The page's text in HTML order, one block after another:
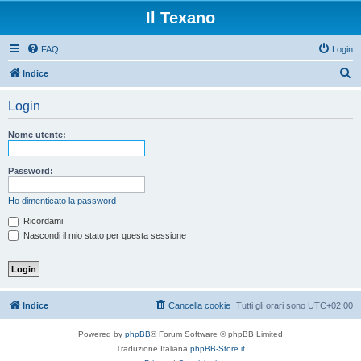
Il Texano
FAQ Login
Indice
Login
Nome utente:
Password:
Ho dimenticato la password
Ricordami
Nascondi il mio stato per questa sessione
Indice Tutti gli orari sono UTC+02:00
Cancella cookie
Powered by phpBB® Forum Software © phpBB Limited
Traduzione Italiana phpBB-Store.it